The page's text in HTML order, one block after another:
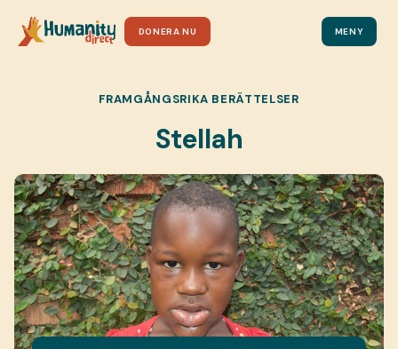
DONERA NU MENY
FRAMGÅNGSRIKA BERÄTTELSER
Stellah